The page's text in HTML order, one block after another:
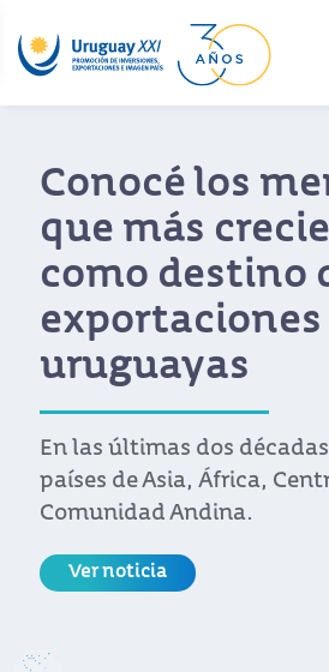
Conocé los
que más
como destino
exportaciones
uruguayas
En las últimas dos
países de Asia, África,
Comunidad Andina.
Ver noticia